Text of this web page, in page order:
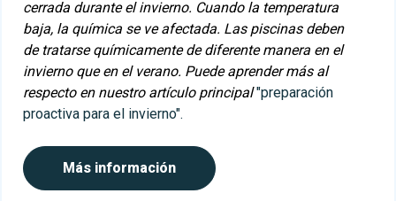
cerrada durante el invierno. Cuando la temperatura
baja, la química se ve afectada. Las piscinas deben
de tratarse químicamente de diferente manera en el
invierno que en el verano. Puede aprender más al
respecto en nuestro artículo principal"preparación
proactiva para el invierno".
Más información